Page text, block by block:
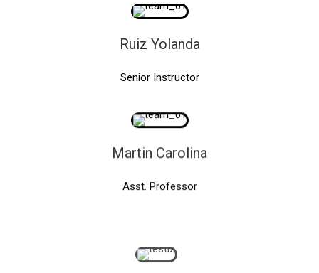
Ruiz Yolanda
Senior Instructor
Martin Carolina
Asst. Professor